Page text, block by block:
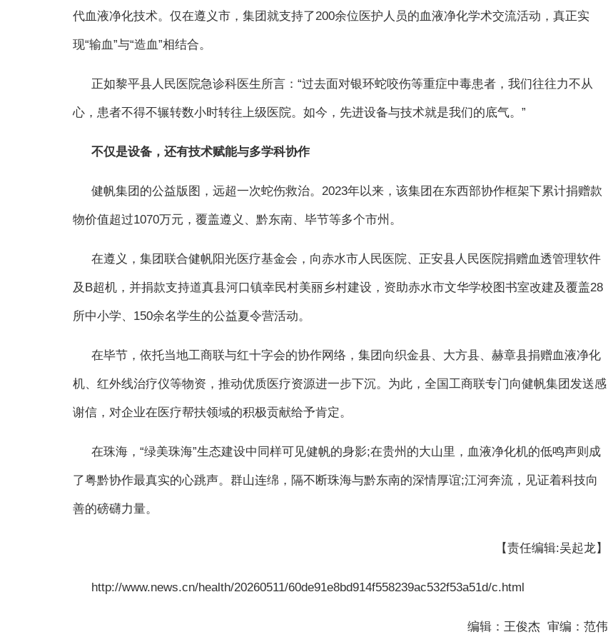
代血液净化技术。仅在遵义市，集团就支持了200余位医护人员的血液净化学术交流活动，真正实
现“输血”与“造血”相结合。
正如黎平县人民医院急诊科医生所言：“过去面对银环蛇咬伤等重症中毒患者，我们往往力不从
心，患者不得不辗转数小时转往上级医院。如今，先进设备与技术就是我们的底气。”
不仅是设备，还有技术赋能与多学科协作
健帆集团的公益版图，远超一次蛇伤救治。2023年以来，该集团在东西部协作框架下累计捐赠款
物价值超过1070万元，覆盖遵义、黔东南、毕节等多个市州。
在遵义，集团联合健帆阳光医疗基金会，向赤水市人民医院、正安县人民医院捐赠血透管理软件
及B超机，并捐款支持道真县河口镇幸民村美丽乡村建设，资助赤水市文华学校图书室改建及覆盖28
所中小学、150余名学生的公益夏令营活动。
在毕节，依托当地工商联与红十字会的协作网络，集团向织金县、大方县、赫章县捐赠血液净化
机、红外线治疗仪等物资，推动优质医疗资源进一步下沉。为此，全国工商联专门向健帆集团发送感
谢信，对企业在医疗帮扶领域的积极贡献给予肯定。
在珠海，“绿美珠海”生态建设中同样可见健帆的身影;在贵州的大山里，血液净化机的低鸣声则成
了粤黔协作最真实的心跳声。群山连绵，隔不断珠海与黔东南的深情厚谊;江河奔流，见证着科技向
善的磅礴力量。
【责任编辑:吴起龙】
http://www.news.cn/health/20260511/60de91e8bd914f558239ac532f53a51d/c.html
编辑：王俊杰 审编：范伟